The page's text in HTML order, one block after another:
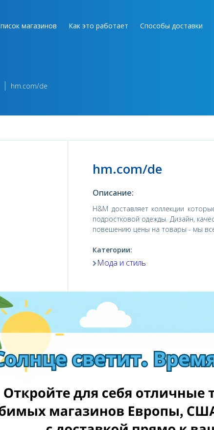
магазинов Как это работает Способы доставки
hm.com/de
hm.com/de
Описание:
H&M доставляет коллекции
подростковой одежды. Дизайн,
повешению цены на товары - мы
Категории:
Мода и стиль
Посетить магазин